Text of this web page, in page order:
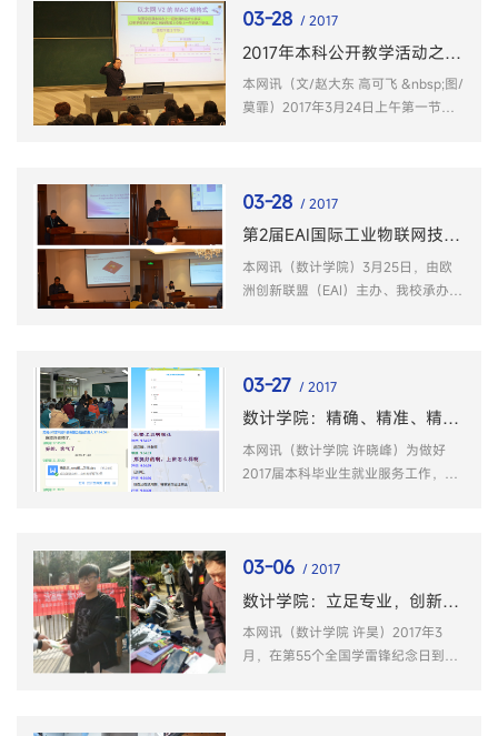
校青年教师教学基本功大赛二等奖获
得者张道祥...
03-28 / 2017
2017年本科公开教学活动之一：许勇教授校级示范观摩课
本网讯（文/赵大东 高可飞 &nbsp;图/
莫霏）2017年3月24日上午第一节
播教室进行。
03-28 / 2017
第2届EAI国际工业物联网技术与应用会议成功召开
本网讯（数计学院）3月25日，由欧
洲创新联盟（EAI）主办、我校承办的
03-27 / 2017
数计学院：精确、精准、精心做好毕业生就业服务工作
本网讯（数计学院 许晓峰）为做好
2017届本科毕业生就业服务工作，进
03-06 / 2017
数计学院：立足专业，创新推动志愿服务开展
本网讯（数计学院 许昊）2017年3
月，在第55个全国学雷锋纪念日到来